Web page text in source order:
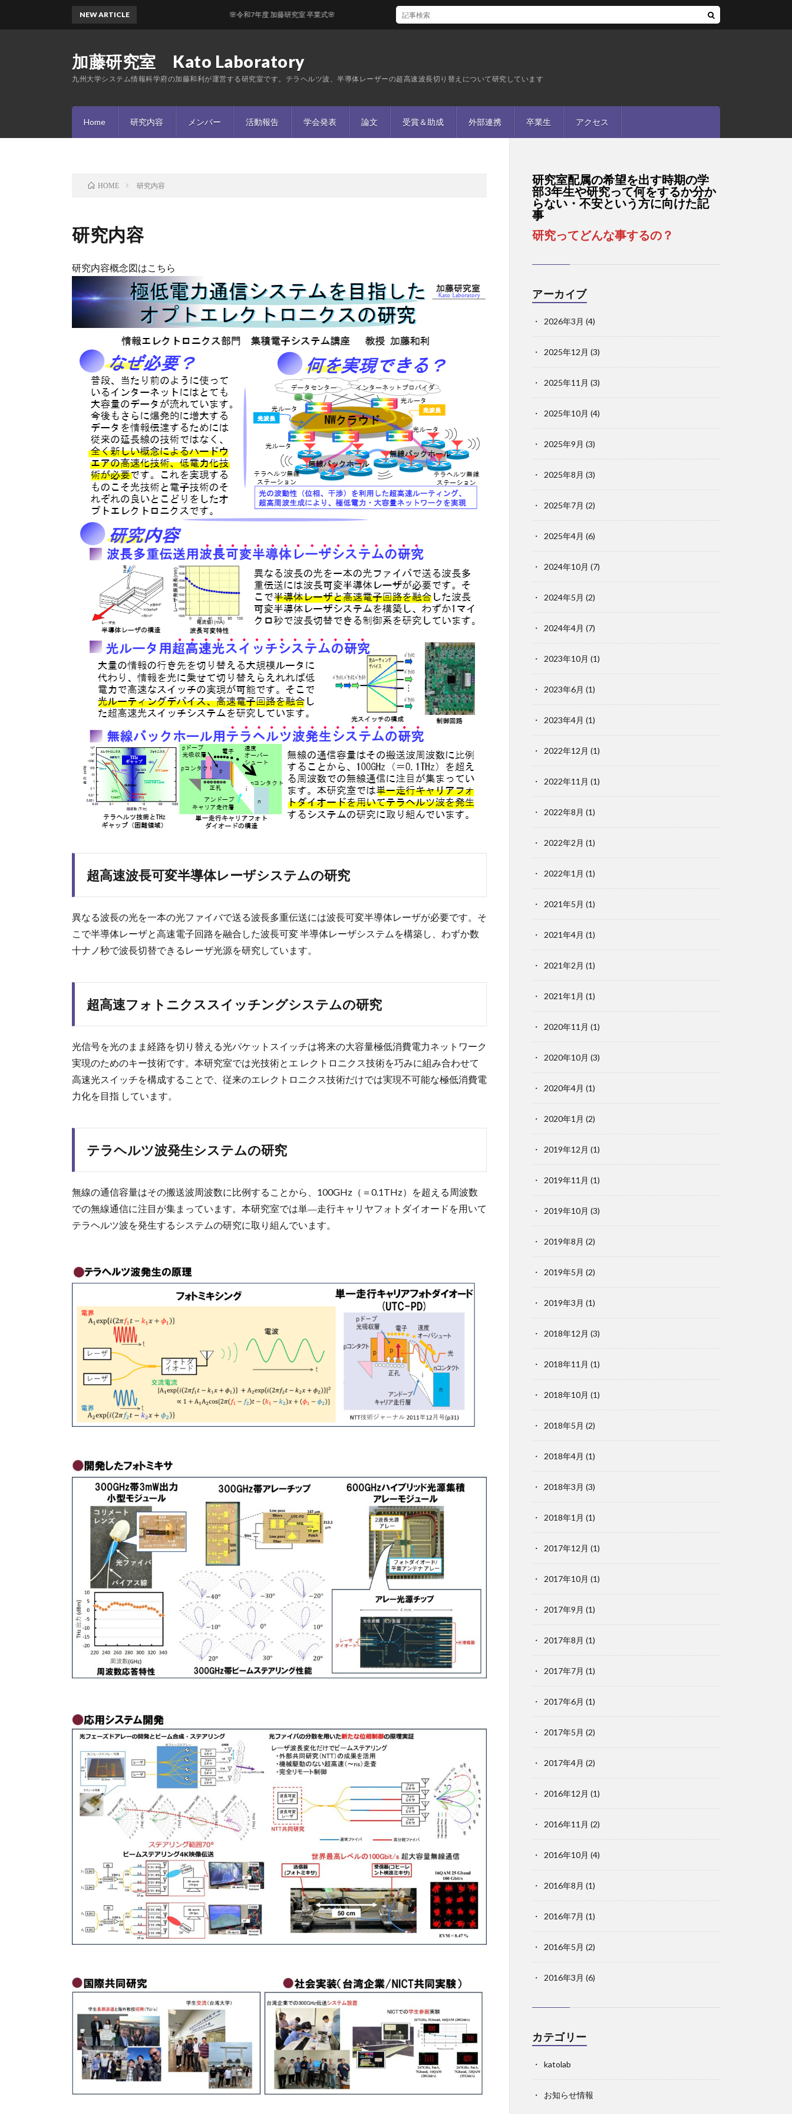
加藤研究室 Kato Laboratory
九州大学システム情報科学府の加藤和利が運営する研究室です。テラヘルツ波、半導体レーザーの超高速波長切り替えについて研究しています
Home 研究内容 メンバー 活動報告 学会発表 論文 受賞＆助成 外部連携 卒業生 アクセス
NEW ARTICLE 🌸令和7年度 加藤研究室 卒業式🌸
HOME 研究内容
研究内容
研究内容概念図はこちら
超高速波長可変半導体レーザシステムの研究
異なる波長の光を一本の光ファイバで送る波長多重伝送には波長可変半導体レーザが必要です。そ
こで半導体レーザと高速電子回路を融合した波長可変 半導体レーザシステムを構築し、わずか数
十ナノ秒で波長切替できるレーザ光源を研究しています。
超高速フォトニクススイッチングシステムの研究
光信号を光のまま経路を切り替える光パケットスイッチは将来の大容量極低消費電力ネットワーク
実現のためのキー技術です。本研究室では光技術とエ レクトロニクス技術を巧みに組み合わせて
高速光スイッチを構成することで、従来のエレクトロニクス技術だけでは実現不可能な極低消費電
力化を目指 しています。
テラヘルツ波発生システムの研究
無線の通信容量はその搬送波周波数に比例することから、100GHz（＝0.1THz）を超える周波数
での無線通信に注目が集まっています。本研究室では単―走行キャリヤフォトダイオードを用いて
テラヘルツ波を発生するシステムの研究に取り組んでいます。
研究室配属の希望を出す時期の学
部3年生や研究って何をするか分か
らない・不安という方に向けた記
事
研究ってどんな事するの？
アーカイブ
2026年3月 (4)
2025年12月 (3)
2025年11月 (3)
2025年10月 (4)
2025年9月 (3)
2025年8月 (3)
2025年7月 (2)
2025年4月 (6)
2024年10月 (7)
2024年5月 (2)
2024年4月 (7)
2023年10月 (1)
2023年6月 (1)
2023年4月 (1)
2022年12月 (1)
2022年11月 (1)
2022年8月 (1)
2022年2月 (1)
2022年1月 (1)
2021年5月 (1)
2021年4月 (1)
2021年2月 (1)
2021年1月 (1)
2020年11月 (1)
2020年10月 (3)
2020年4月 (1)
2020年1月 (2)
2019年12月 (1)
2019年11月 (1)
2019年10月 (3)
2019年8月 (2)
2019年5月 (2)
2019年3月 (1)
2018年12月 (3)
2018年11月 (1)
2018年10月 (1)
2018年5月 (2)
2018年4月 (1)
2018年3月 (3)
2018年1月 (1)
2017年12月 (1)
2017年10月 (1)
2017年9月 (1)
2017年8月 (1)
2017年7月 (1)
2017年6月 (1)
2017年5月 (2)
2017年4月 (2)
2016年12月 (1)
2016年11月 (2)
2016年10月 (4)
2016年8月 (1)
2016年7月 (1)
2016年5月 (2)
2016年3月 (6)
カテゴリー
katolab
お知らせ情報